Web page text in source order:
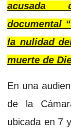
documental
la nulidad
muerte de
En una
de la
ubicada en 7